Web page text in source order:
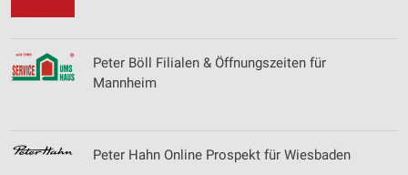
Peter Böll Filialen & Öffnungszeiten für
Mannheim
Peter Hahn Online Prospekt für Wiesbaden